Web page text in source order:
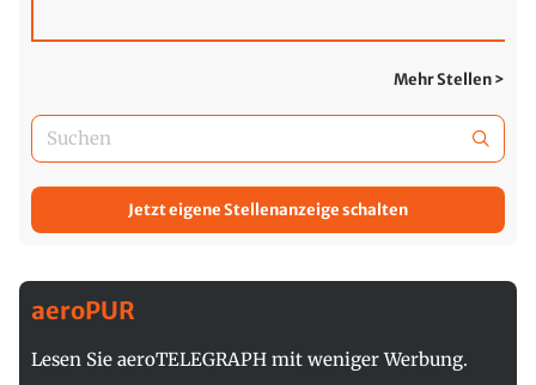
Mehr Stellen >
Jetzt eigene Stellenanzeige schalten
aeroPUR
Lesen Sie aeroTELEGRAPH mit weniger Werbung.